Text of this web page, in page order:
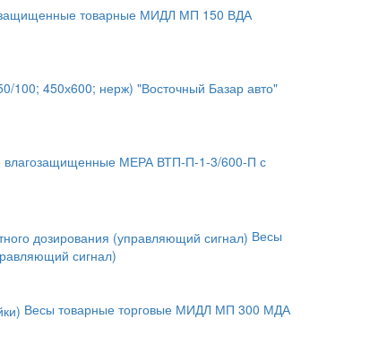
товарные МИДЛ МП 150 ВДА
450х600; нерж) "Восточный Базар авто"
влагозащищенные МЕРА ВТП-П-1-3/600-П с
Весы
сигнал)
Весы товарные торговые МИДЛ МП 300 МДА